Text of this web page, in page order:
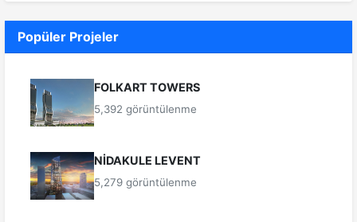
Popüler Projeler
FOLKART TOWERS
5,392 görüntülenme
NİDAKULE LEVENT
5,279 görüntülenme